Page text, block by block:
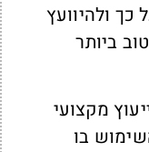
ולהיוועץ
ביותר
מקצועי
בו